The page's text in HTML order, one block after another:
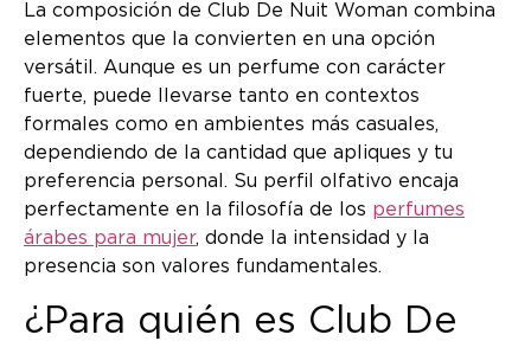
La composición de Club De Nuit Woman combina
elementos que la convierten en una opción
versátil. Aunque es un perfume con carácter
fuerte, puede llevarse tanto en contextos
formales como en ambientes más casuales,
dependiendo de la cantidad que apliques y tu
preferencia personal. Su perfil olfativo encaja
perfectamente en la filosofía de los perfumes
árabes para mujer, donde la intensidad y la
presencia son valores fundamentales.
¿Para quién es Club De